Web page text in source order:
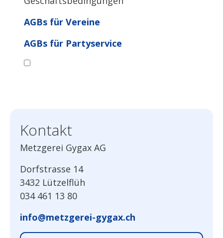
AGBs für Vereine
AGBs für Partyservice
Kontakt
Metzgerei Gygax AG
Dorfstrasse 14
3432 Lützelflüh
034 461 13 80
info@metzgerei-gygax.ch